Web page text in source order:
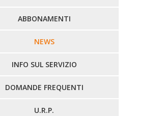
PERCORSI URBANI IN BIELLA
LINEE URBANE VERCELLI
LINEE EXTRAURBANE
ABBONAMENTI
NEWS
INFO SUL SERVIZIO
DOMANDE FREQUENTI
U.R.P.